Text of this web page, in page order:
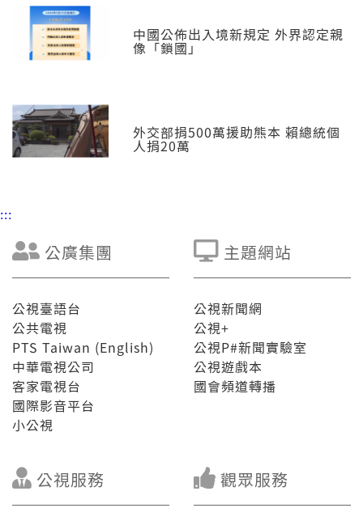
中國公佈出入境新規定 外界認定親
像「鎖國」
外交部捐500萬援助熊本 賴總統個
人捐20萬
:::
公廣集團
公視臺語台
公共電視
PTS Taiwan (English)
中華電視公司
客家電視台
國際影音平台
小公視
主題網站
公視新聞網
公視+
公視P#新聞實驗室
公視遊戲本
國會頻道轉播
公視服務 觀眾服務